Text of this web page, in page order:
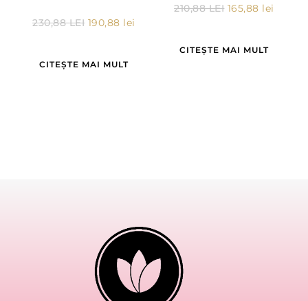
230,88LEI 190,88 lei
CITEȘTE MAI MULT
210,88LEI 165,88 lei
CITEȘTE MAI MULT